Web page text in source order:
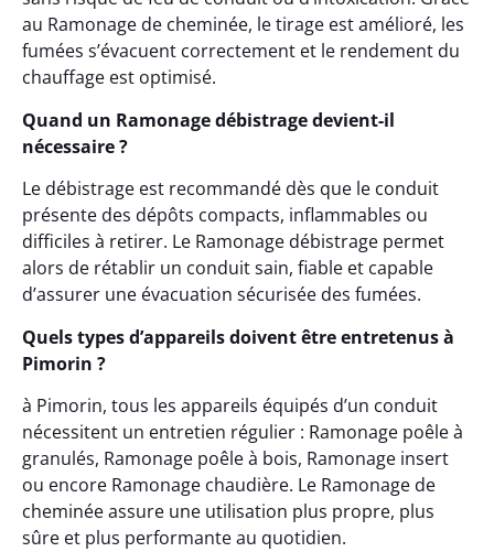
au Ramonage de cheminée, le tirage est amélioré, les
fumées s’évacuent correctement et le rendement du
chauffage est optimisé.
Quand un Ramonage débistrage devient-il
nécessaire ?
Le débistrage est recommandé dès que le conduit
présente des dépôts compacts, inflammables ou
difficiles à retirer. Le Ramonage débistrage permet
alors de rétablir un conduit sain, fiable et capable
d’assurer une évacuation sécurisée des fumées.
Quels types d’appareils doivent être entretenus à
Pimorin ?
à Pimorin, tous les appareils équipés d’un conduit
nécessitent un entretien régulier : Ramonage poêle à
granulés, Ramonage poêle à bois, Ramonage insert
ou encore Ramonage chaudière. Le Ramonage de
cheminée assure une utilisation plus propre, plus
sûre et plus performante au quotidien.